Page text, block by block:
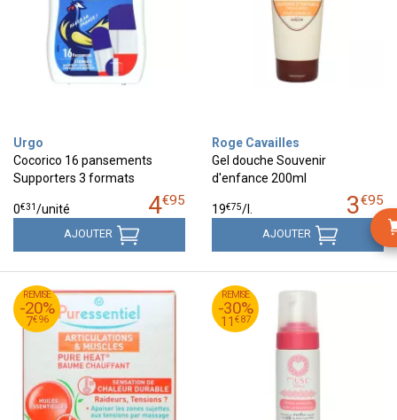
Urgo
Cocorico 16 pansements
Supporters 3 formats
4€95
0€31/unité
AJOUTER
Roge Cavailles
Gel douche Souvenir
d'enfance 200ml
3€95
19€75/l.
AJOUTER
REMISE
-20%
7€96
9
€
95
7
€
96
REMISE
-30%
11 €87
16
€
95
11
€
87